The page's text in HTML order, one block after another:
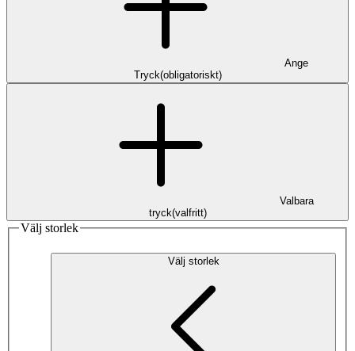
Ange
Tryck(obligatoriskt)
Valbara
tryck(valfritt)
Välj storlek
Välj storlek